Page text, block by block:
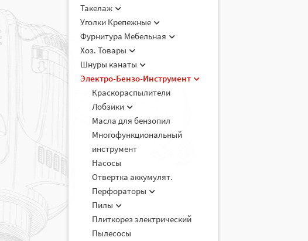
Такелаж
Уголки Крепежные
Фурнитура Мебельная
Хоз. Товары
Шнуры канаты
Электро-Бензо-Инструмент
Краскораспылители
Лобзики
Масла для бензопил
Многофункциональный
инструмент
Насосы
Отвертка аккумулят.
Перфораторы
Пилы
Плиткорез электрический
Пылесосы